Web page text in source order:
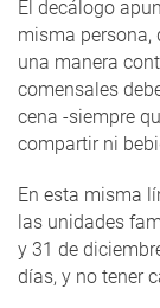
El decálogo
misma persona,
una manera
comensales
cena -siempre
compartir ni
En esta misma
las unidades
y 31 de
días, y no tener